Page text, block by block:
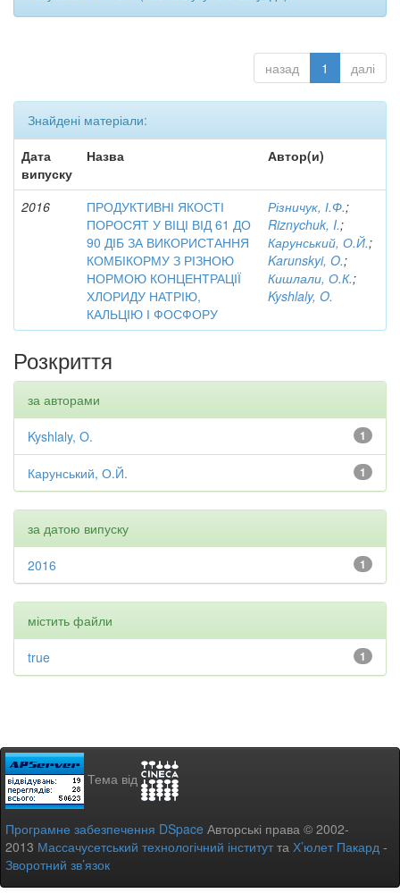
назад 1 далі
Знайдені матеріали:
Дата
випуску
Назва Автор(и)
2016
ПРОДУКТИВНІ ЯКОСТІ
ПОРОСЯТ У ВІЦІ ВІД 61 ДО
90 ДІБ ЗА ВИКОРИСТАННЯ
КОМБІКОРМУ З РІЗНОЮ
НОРМОЮ КОНЦЕНТРАЦІЇ
ХЛОРИДУ НАТРІЮ,
КАЛЬЦІЮ І ФОСФОРУ
Різничук, І.Ф.;
Riznychuk, I.;
Карунський, О.Й.;
Karunskyi, O.;
Кишлали, О.К.;
Kyshlaly, O.
Розкриття
за авторами
1
Kyshlaly, O.
1
Карунський, О.Й.
за датою випуску
1
2016
містить файли
1
true
Тема від
Програмне забезпечення DSpace Авторські права © 2002-
2013 Массачусетський технологічний інститутта Х’юлет Пакард -
Зворотний зв’язок